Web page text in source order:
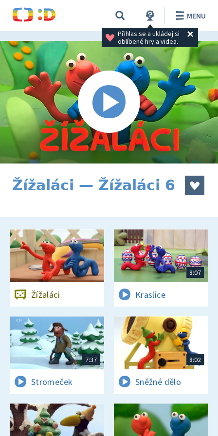
Přihlas se a ukládej si
oblíbené hry a videa.
MENU
Žížaláci — Žížaláci 6
Žížaláci
8:07
Kraslice
7:37
Stromeček
8:02
Sněžné dělo